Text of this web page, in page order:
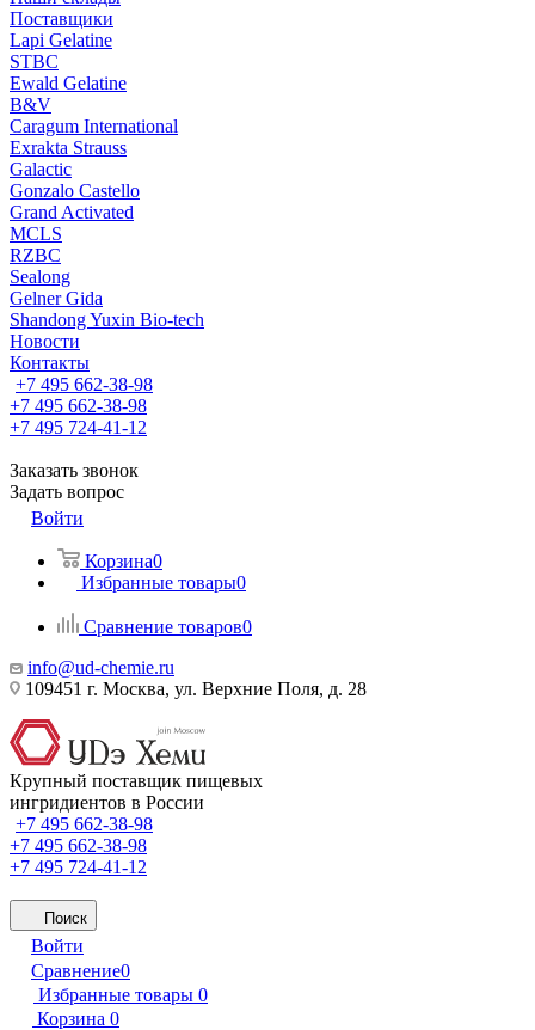
Поставщики
Lapi Gelatine
STBC
Ewald Gelatine
B&V
Caragum International
Exrakta Strauss
Galactic
Gonzalo Castello
Grand Activated
MCLS
RZBC
Sealong
Gelner Gida
Shandong Yuxin Bio-tech
Новости
Контакты
+7 495 662-38-98
+7 495 662-38-98
+7 495 724-41-12
Заказать звонок
Задать вопрос
Войти
Корзина0
Избранные товары0
Сравнение товаров0
info@ud-chemie.ru
109451 г. Москва, ул. Верхние Поля, д. 28
Крупный поставщик пищевых
ингридиентов в России
+7 495 662-38-98
+7 495 662-38-98
+7 495 724-41-12
Поиск
Войти
Сравнение0
Избранные товары 0
Корзина 0